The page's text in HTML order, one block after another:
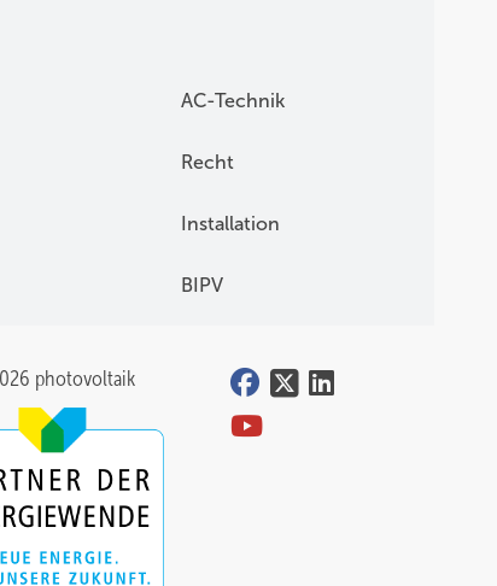
AC-Technik
Recht
Installation
BIPV
photovoltaik